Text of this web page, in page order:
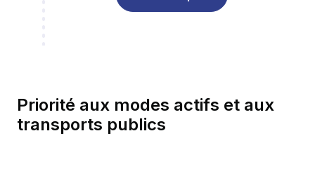
Priorité aux modes actifs et aux
transports publics